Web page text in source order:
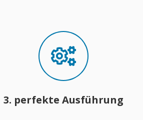
3. perfekte Ausführung